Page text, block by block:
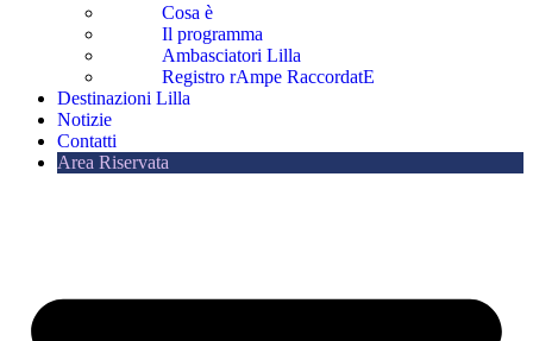
Cosa è
Il programma
Ambasciatori Lilla
Registro rAmpe RaccordatE
Destinazioni Lilla
Notizie
Contatti
Area Riservata